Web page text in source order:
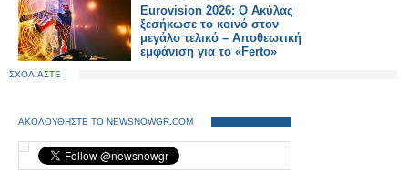
Eurovision 2026: Ο Ακύλας
ξεσήκωσε το κοινό στον
μεγάλο τελικό – Αποθεωτική
εμφάνιση για το «Ferto»
ΣΧΟΛΙΑΣΤΕ
ΑΚΟΛΟΥΘΗΣΤΕ ΤΟ NEWSNOWGR.COM